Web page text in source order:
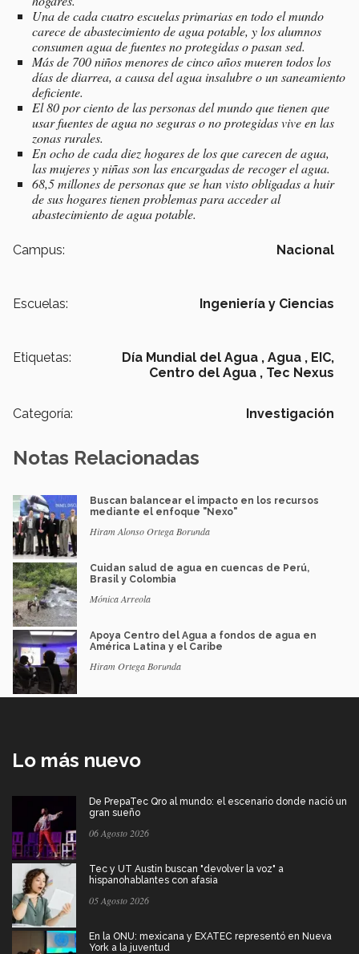
Una de cada cuatro escuelas primarias en todo el mundo
carece de abastecimiento de agua potable, y los alumnos
consumen agua de fuentes no protegidas o pasan sed.
Más de 700 niños menores de cinco años mueren todos los
días de diarrea, a causa del agua insalubre o un saneamiento
deficiente.
El 80 por ciento de las personas del mundo que tienen que
usar fuentes de agua no seguras o no protegidas vive en las
zonas rurales.
En ocho de cada diez hogares de los que carecen de agua,
las mujeres y niñas son las encargadas de recoger el agua.
68,5 millones de personas que se han visto obligadas a huir
de sus hogares tienen problemas para acceder al
abastecimiento de agua potable.
Campus: Nacional
Escuelas: Ingeniería y Ciencias
Etiquetas: Día Mundial del Agua , Agua , EIC,
Centro del Agua , Tec Nexus
Categoría: Investigación
Notas Relacionadas
Buscan balancear el impacto en los recursos
mediante el enfoque "Nexo"
Hiram Alonso Ortega Borunda
Cuidan salud de agua en cuencas de Perú,
Brasil y Colombia
Mónica Arreola
Apoya Centro del Agua a fondos de agua en
América Latina y el Caribe
Hiram Ortega Borunda
Lo más nuevo
De PrepaTec Qro al mundo: el escenario donde nació un
gran sueño
06 Agosto 2026
Tec y UT Austin buscan "devolver la voz" a
hispanohablantes con afasia
05 Agosto 2026
En la ONU: mexicana y EXATEC representó en Nueva
York a la juventud